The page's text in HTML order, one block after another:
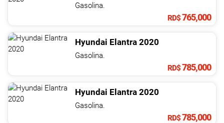
Gasolina.
RD$765,000
Hyundai Elantra 2020
Gasolina.
RD$785,000
Hyundai Elantra 2020
Gasolina.
RD$785,000